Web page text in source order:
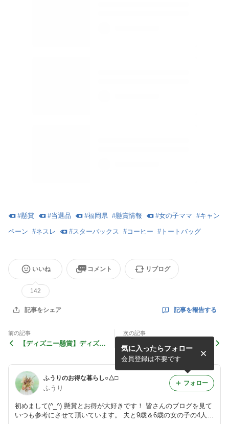
#懸賞 #当選品 #福岡県 #懸賞情報 #女の子ママ #キャン
ペーン #ネスレ #スターバックス #コーヒー #トートバッグ
いいね
142
コメント リブログ
記事をシェア 記事を報告する
前の記事
【ディズニー懸賞】ディズニ
次の記事
【懸賞情報】HandySweets
プレゼントキャンペーン
ふうりのお得な暮らし○△□
ふうり
初めまして(^_^) 懸賞とお得が大好きです！ 皆さんのブログを見て
いつも参考にさせて頂いています。 夫と9歳＆6歳の女の子の4人家
気に入ったらフォロー
会員登録は不要です
フォロー